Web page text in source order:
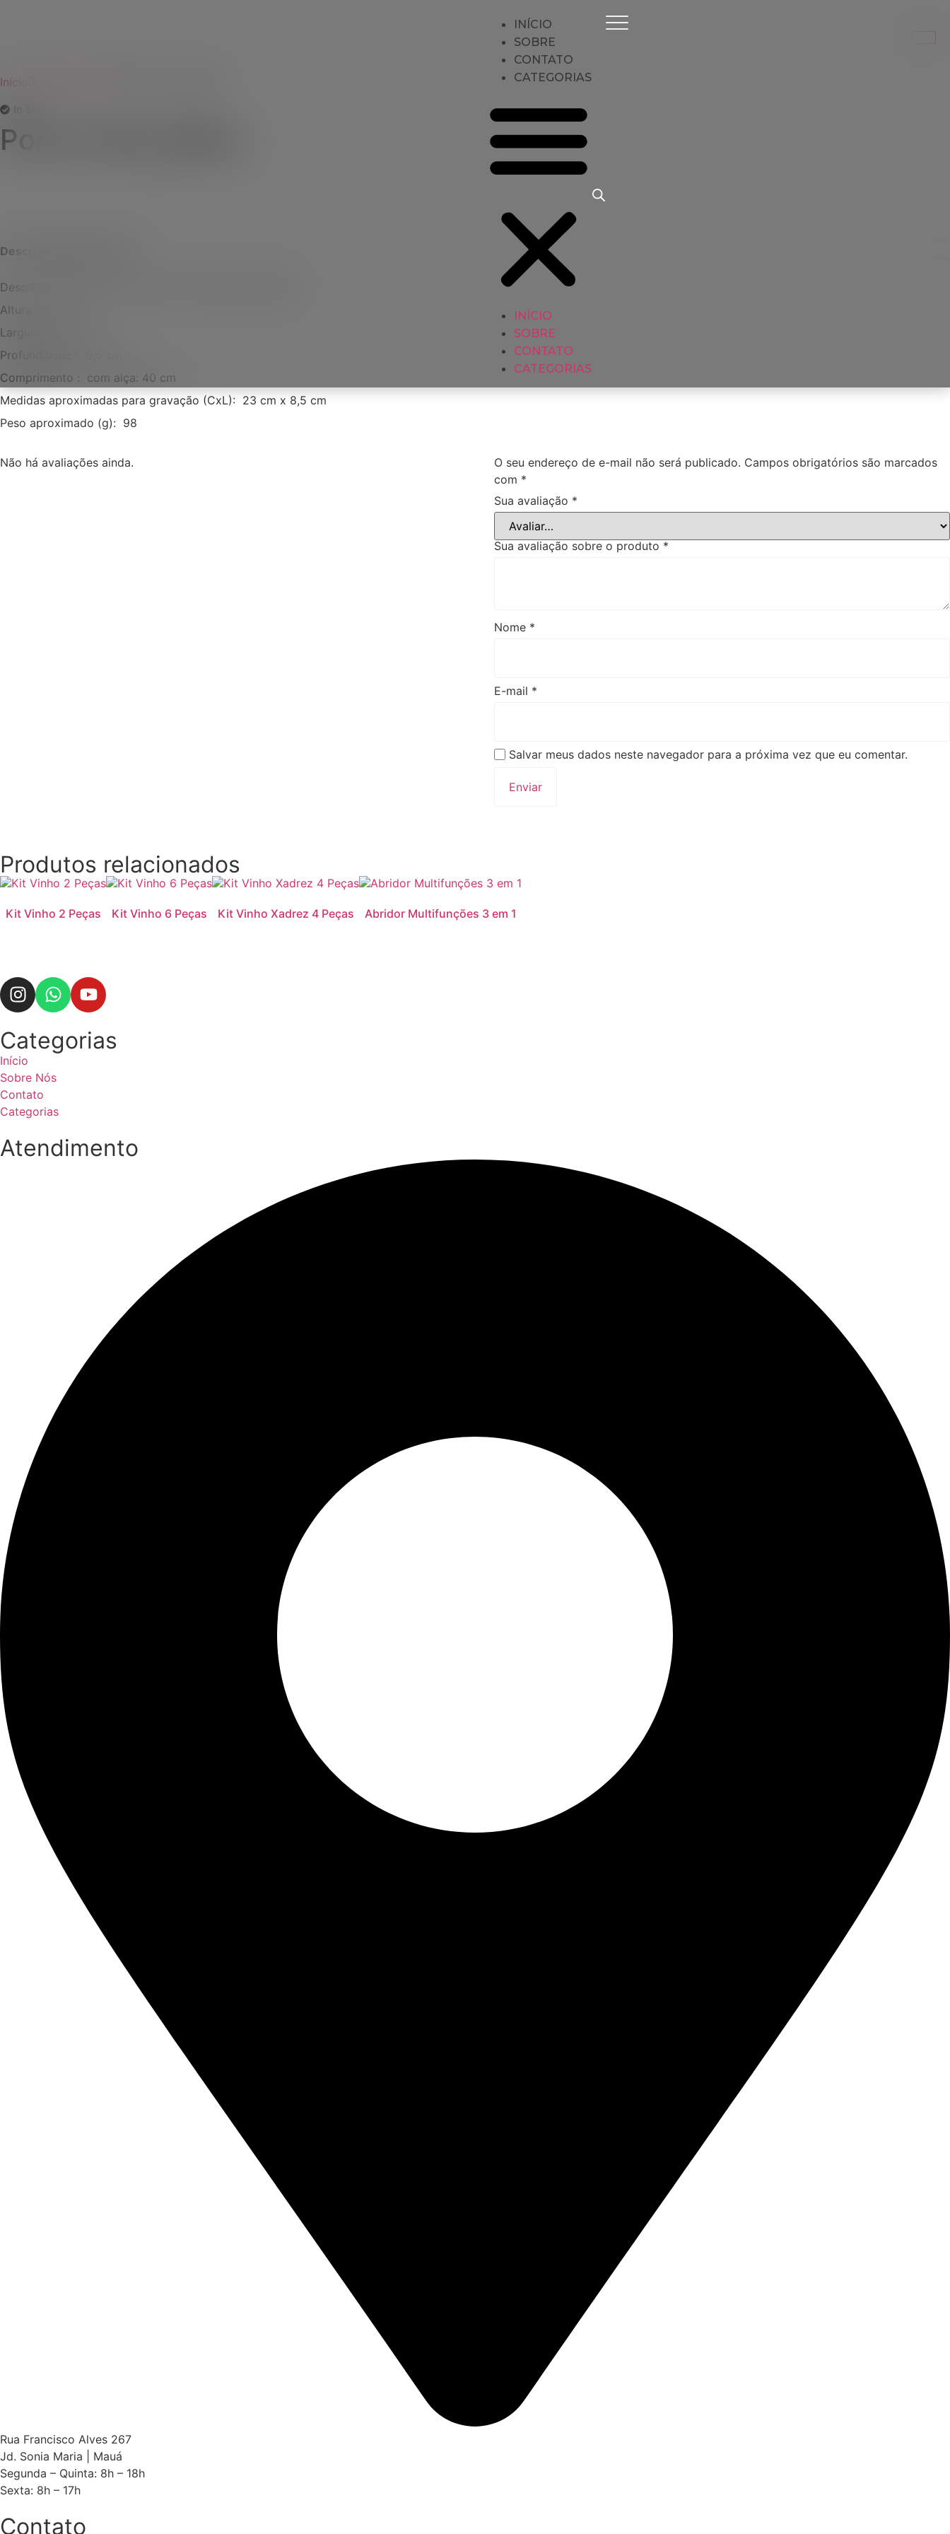
INÍCIO
SOBRE
CONTATO
CATEGORIAS
INÍCIO
SOBRE
CONTATO
CATEGORIAS
Início
Porta Vinho Bidim
Descrição
Descrição:
Altura
Largura
Profundidade
Comprimento : com alça: 40 cm
Medidas aproximadas para gravação (CxL): 23 cm x 8,5 cm
Peso aproximado (g): 98
Não há avaliações ainda. O seu endereço de e-mail não será publicado. Campos obrigatórios são marcados
com *
Sua avaliação *
Sua avaliação sobre o produto *
Nome *
E-mail *
Salvar meus dados neste navegador para a próxima vez que eu comentar.
Produtos relacionados
Kit Vinho 2 Peças Kit Vinho 6 Peças Kit Vinho Xadrez 4 Peças Abridor Multifunções 3 em 1
Categorias
Início
Sobre Nós
Contato
Categorias
Atendimento
Rua Francisco Alves 267
Jd. Sonia Maria | Mauá
Segunda – Quinta: 8h – 18h
Sexta: 8h – 17h
Contato